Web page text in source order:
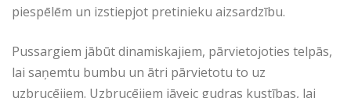
piespēlēm un izstiepjot pretinieku aizsardzību.
Pussargiem jābūt dinamiskajiem, pārvietojoties telpās,
lai saņemtu bumbu un ātri pārvietotu to uz
uzbrucējiem. Uzbrucējiem jāveic gudras kustības, lai